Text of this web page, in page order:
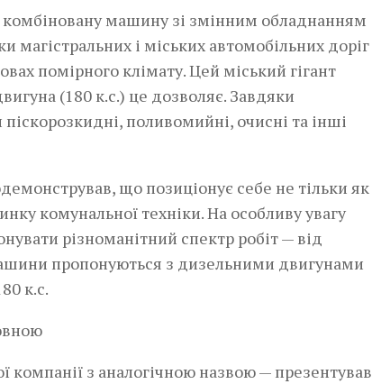
машину зі змінним обладнанням
і міських автомобільних доріг
помірного клімату. Цей міський гігант
(180 к.с.) це дозволяє. Завдяки
поливомийні, очисні та інші
що позиціонує себе не тільки як
комунальної техніки. На особливу увагу
різноманітний спектр робіт — від
пропонуються з дизельними двигунами
к.с.
з аналогічною назвою — презентував